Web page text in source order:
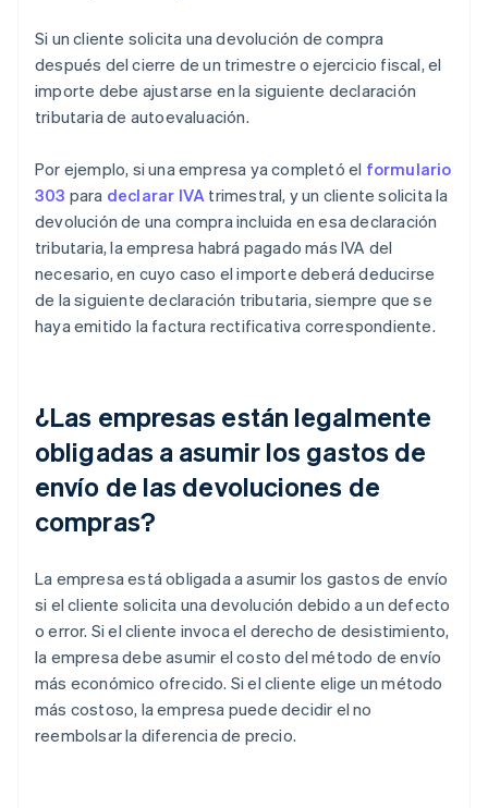
Si un cliente solicita una devolución de compra
después del cierre de un trimestre o ejercicio fiscal, el
importe debe ajustarse en la siguiente declaración
tributaria de autoevaluación.
Por ejemplo, si una empresa ya completó el formulario
303 para declarar IVA trimestral, y un cliente solicita la
devolución de una compra incluida en esa declaración
tributaria, la empresa habrá pagado más IVA del
necesario, en cuyo caso el importe deberá deducirse
de la siguiente declaración tributaria, siempre que se
haya emitido la factura rectificativa correspondiente.
¿Las empresas están legalmente
obligadas a asumir los gastos de
envío de las devoluciones de
compras?
La empresa está obligada a asumir los gastos de envío
si el cliente solicita una devolución debido a un defecto
o error. Si el cliente invoca el derecho de desistimiento,
la empresa debe asumir el costo del método de envío
más económico ofrecido. Si el cliente elige un método
más costoso, la empresa puede decidir el no
reembolsar la diferencia de precio.